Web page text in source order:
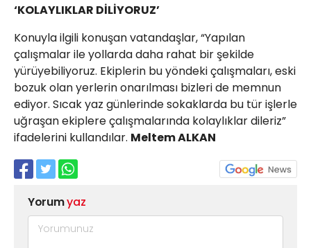
‘KOLAYLIKLAR DİLİYORUZ’
Konuyla ilgili konuşan vatandaşlar, “Yapılan
çalışmalar ile yollarda daha rahat bir şekilde
yürüyebiliyoruz. Ekiplerin bu yöndeki çalışmaları, eski
bozuk olan yerlerin onarılması bizleri de memnun
ediyor. Sıcak yaz günlerinde sokaklarda bu tür işlerle
uğraşan ekiplere çalışmalarında kolaylıklar dileriz”
ifadelerini kullandılar. Meltem ALKAN
Yorumyaz